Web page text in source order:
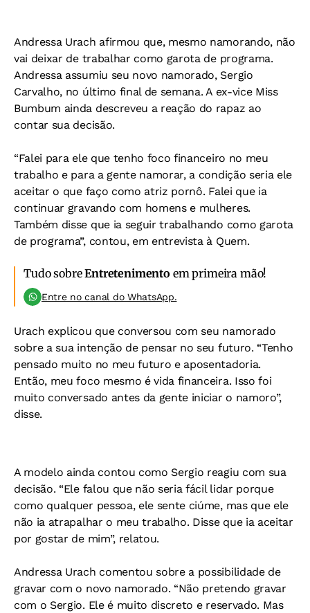
Andressa Urach afirmou que, mesmo namorando, não
vai deixar de trabalhar como garota de programa.
Andressa assumiu seu novo namorado, Sergio
Carvalho, no último final de semana. A ex-vice Miss
Bumbum ainda descreveu a reação do rapaz ao
contar sua decisão.
“Falei para ele que tenho foco financeiro no meu
trabalho e para a gente namorar, a condição seria ele
aceitar o que faço como atriz pornô. Falei que ia
continuar gravando com homens e mulheres.
Também disse que ia seguir trabalhando como garota
de programa”, contou, em entrevista à Quem.
Tudo sobreEntretenimento em primeira mão!
Entre no canal do WhatsApp.
Urach explicou que conversou com seu namorado
sobre a sua intenção de pensar no seu futuro. “Tenho
pensado muito no meu futuro e aposentadoria.
Então, meu foco mesmo é vida financeira. Isso foi
muito conversado antes da gente iniciar o namoro”,
disse.
A modelo ainda contou como Sergio reagiu com sua
decisão. “Ele falou que não seria fácil lidar porque
como qualquer pessoa, ele sente ciúme, mas que ele
não ia atrapalhar o meu trabalho. Disse que ia aceitar
por gostar de mim”, relatou.
Andressa Urach comentou sobre a possibilidade de
gravar com o novo namorado. “Não pretendo gravar
com o Sergio. Ele é muito discreto e reservado. Mas